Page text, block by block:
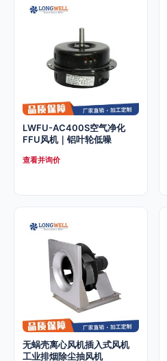
LWFU-AC400S空气净化
FFU风机｜铝叶轮低噪
查看并询价
无蜗壳离心风机插入式风机
工业排烟除尘抽风机